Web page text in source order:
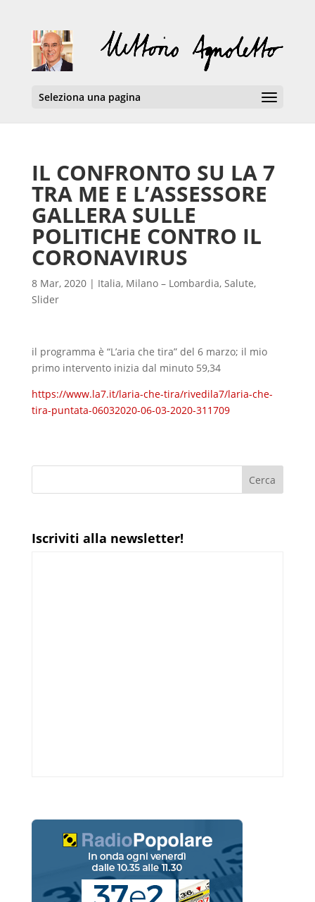
Seleziona una pagina
IL CONFRONTO SU LA 7
TRA ME E L’ASSESSORE
GALLERA SULLE
POLITICHE CONTRO IL
CORONAVIRUS
8 Mar, 2020| Italia, Milano – Lombardia, Salute,
Slider
il programma è “L’aria che tira” del 6 marzo; il mio
primo intervento inizia dal minuto 59,34
https://www.la7.it/laria-che-tira/rivedila7/laria-che-
tira-puntata-06032020-06-03-2020-311709
Iscriviti alla newsletter!